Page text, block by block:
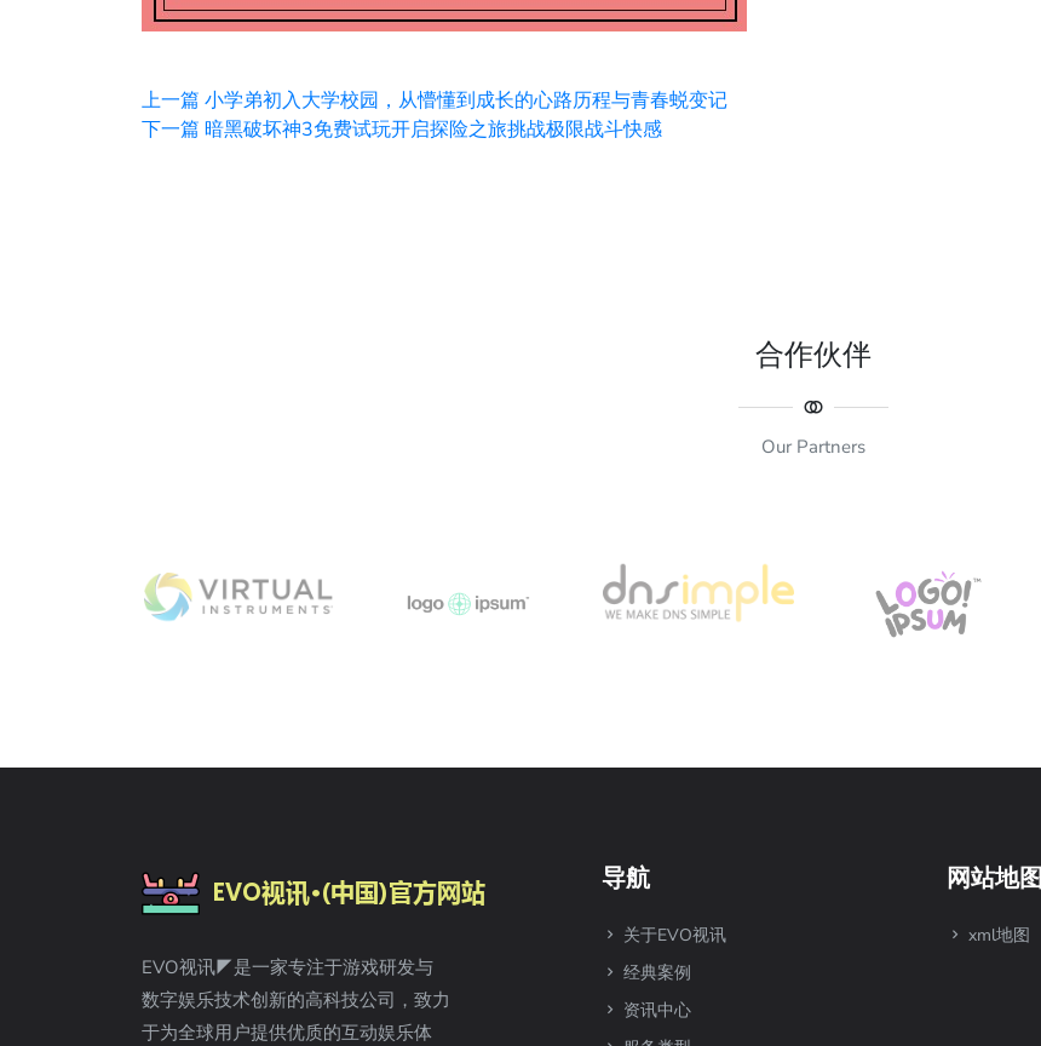
上一篇 小学弟初入大学校园，从懵懂到成长的心路历程与青春蜕变记
下一篇 暗黑破坏神3免费试玩开启探险之旅挑战极限战斗快感
合作伙伴
Our Partners
EVO视讯◤是一家专注于游戏研发与
数字娱乐技术创新的高科技公司，致力
于为全球用户提供优质的互动娱乐体
导航
关于EVO视讯
经典案例
资讯中心
网站地图
xml地图